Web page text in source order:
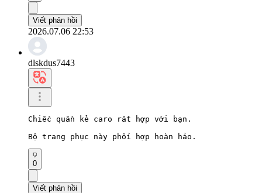
Viết phản hồi
2026.07.06 22:53
dlskdus7443
Chiếc quần kẻ caro rất hợp với bạn.
Bộ trang phục này phối hợp hoàn hảo.
0
Viết phản hồi